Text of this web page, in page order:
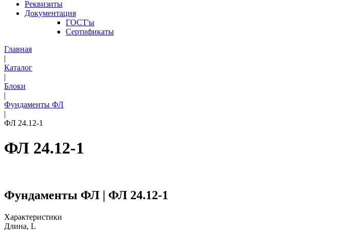
Реквизиты
Документация
ГОСТ'ы
Сертификаты
Главная
|
Каталог
|
Блоки
|
Фундаменты ФЛ
|
ФЛ 24.12-1
ФЛ 24.12-1
Фундаменты ФЛ | ФЛ 24.12-1
Характеристики
Длина, L